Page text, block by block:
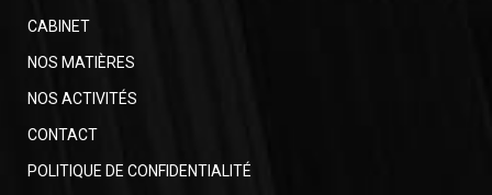
CABINET
NOS MATIÈRES
NOS ACTIVITÉS
CONTACT
POLITIQUE DE CONFIDENTIALITÉ